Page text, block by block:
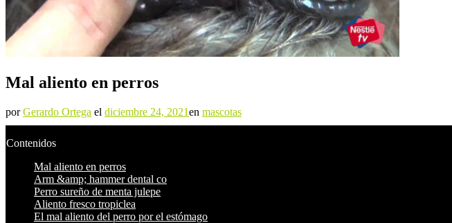
Mal aliento en perros
porGerardo Ortega el diciembre 24, 2021en mascotas
Contenidos
Mal aliento en perros
Arm &amp; hammer dental co
Perro sureño de menta julepe
Aliento fresco tropiclea
El mal aliento del perro por el estómago